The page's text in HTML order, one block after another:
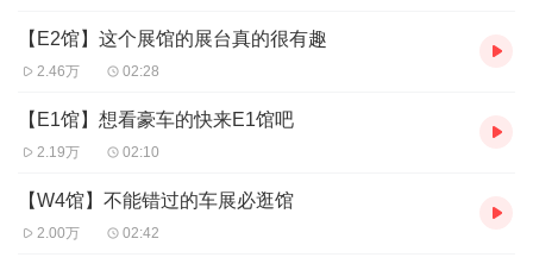
【E2馆】这个展馆的展台真的很有趣
2.46万 02:28
【E1馆】想看豪车的快来E1馆吧
2.19万 02:10
【W4馆】不能错过的车展必逛馆
2.00万 02:42